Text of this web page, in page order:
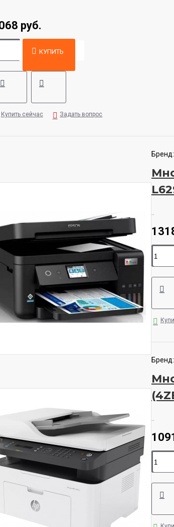
руб.
КУПИТЬ
Купить сейчас Задать вопрос
Бренд:
Бренд: